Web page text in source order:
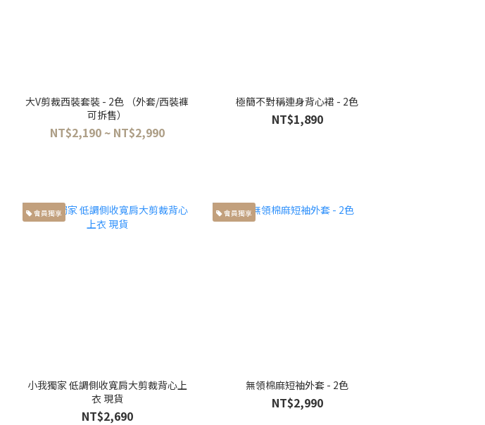
大V剪裁西裝套裝 - 2色 （外套/西裝褲
可拆售）
NT$2,190 ~ NT$2,990
極簡不對稱連身背心裙 - 2色
NT$1,890
會員獨享
小我獨家 低調側收寬肩大剪裁背心上
衣 現貨
NT$2,690
會員獨享
無領棉麻短袖外套 - 2色
NT$2,990